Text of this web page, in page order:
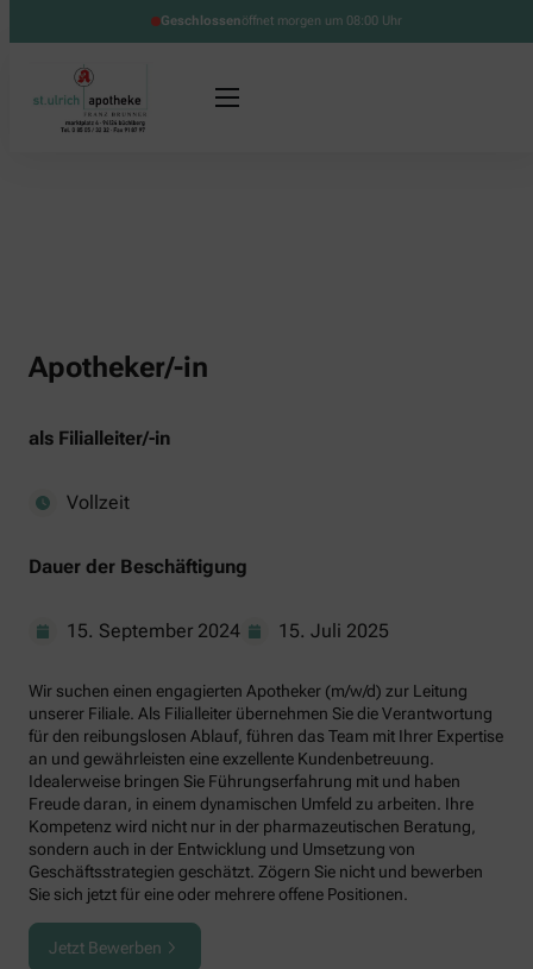
Geschlossenöffnet morgen um 08:00 Uhr
Apotheker/-in
als Filialleiter/-in
Vollzeit
Dauer der Beschäftigung
15. September 2024 15. Juli 2025
Wir suchen einen engagierten Apotheker (m/w/d) zur Leitung
unserer Filiale. Als Filialleiter übernehmen Sie die Verantwortung
für den reibungslosen Ablauf, führen das Team mit Ihrer Expertise
an und gewährleisten eine exzellente Kundenbetreuung.
Idealerweise bringen Sie Führungserfahrung mit und haben
Freude daran, in einem dynamischen Umfeld zu arbeiten. Ihre
Kompetenz wird nicht nur in der pharmazeutischen Beratung,
sondern auch in der Entwicklung und Umsetzung von
Geschäftsstrategien geschätzt. Zögern Sie nicht und bewerben
Sie sich jetzt für eine oder mehrere offene Positionen.
Jetzt Bewerben